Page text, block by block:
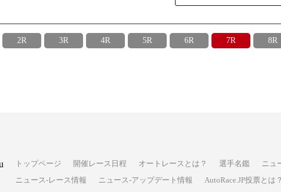
2R 3R 4R 5R 6R 7R 8R
トップページ 開催レース日程 オートレースとは？ 選手名鑑 ニュ
ニュース-レース情報
ニュース-アップデート情報 AutoRace.JP投票とは